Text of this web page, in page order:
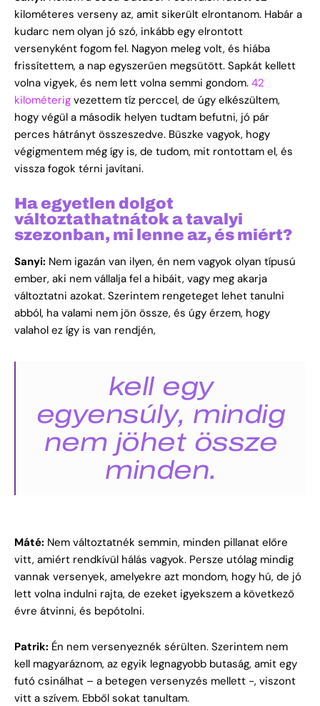
kilométeres verseny az, amit sikerült elrontanom. Habár a
kudarc nem olyan jó szó, inkább egy elrontott
versenyként fogom fel. Nagyon meleg volt, és hiába
frissítettem, a nap egyszerűen megsütött. Sapkát kellett
volna vigyek, és nem lett volna semmi gondom. 42
kilométerig vezettem tíz perccel, de úgy elkészültem,
hogy végül a második helyen tudtam befutni, jó pár
perces hátrányt összeszedve. Büszke vagyok, hogy
végigmentem még így is, de tudom, mit rontottam el, és
vissza fogok térni javítani.
Ha egyetlen dolgot
változtathatnátok a tavalyi
szezonban, mi lenne az, és miért?
Sanyi: Nem igazán van ilyen, én nem vagyok olyan típusú
ember, aki nem vállalja fel a hibáit, vagy meg akarja
változtatni azokat. Szerintem rengeteget lehet tanulni
abból, ha valami nem jön össze, és úgy érzem, hogy
valahol ez így is van rendjén,
kell egy
egyensúly, mindig
nem jöhet össze
minden.
Máté: Nem változtatnék semmin, minden pillanat előre
vitt, amiért rendkívül hálás vagyok. Persze utólag mindig
vannak versenyek, amelyekre azt mondom, hogy hú, de jó
lett volna indulni rajta, de ezeket igyekszem a következő
évre átvinni, és bepótolni.
Patrik: Én nem versenyeznék sérülten. Szerintem nem
kell magyaráznom, az egyik legnagyobb butaság, amit egy
futó csinálhat – a betegen versenyzés mellett -, viszont
vitt a szívem. Ebből sokat tanultam.